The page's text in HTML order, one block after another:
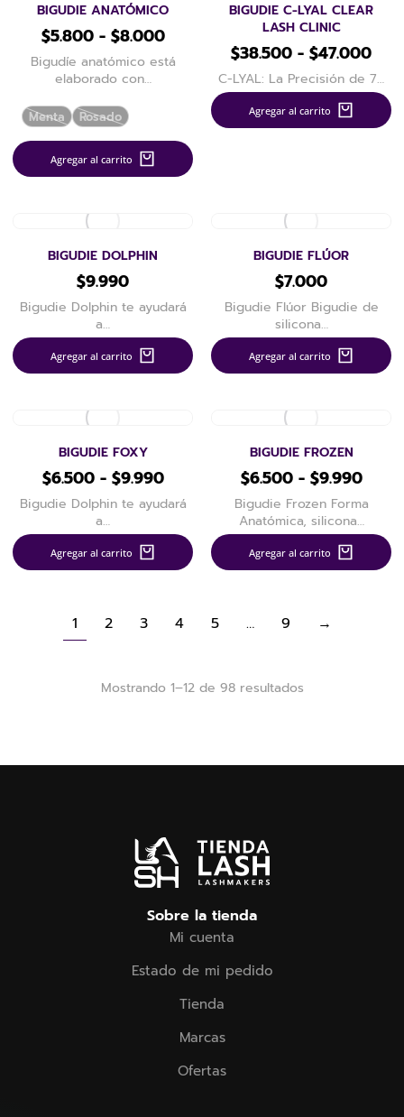
Menta Rosado
BIGUDIE ANATÓMICO
$5.800 - $8.000
Bigudíe anatómico está
elaborado con…
Agregar al carrito
BIGUDIE C-LYAL CLEAR
LASH CLINIC
$38.500 - $47.000
C-LYAL: La Precisión de 7…
Agregar al carrito
BIGUDIE DOLPHIN
$9.990
Bigudie Dolphin te ayudará
a…
Agregar al carrito
BIGUDIE FLÚOR
$7.000
Bigudie Flúor Bigudie de
silicona…
Agregar al carrito
BIGUDIE FOXY
$6.500 - $9.990
Bigudie Dolphin te ayudará
a…
Agregar al carrito
BIGUDIE FROZEN
$6.500 - $9.990
Bigudie Frozen Forma
Anatómica, silicona…
Agregar al carrito
1 2 3 4 5 … 9 →
Mostrando 1–12 de 98 resultados
Sobre la tienda
Mi cuenta
Estado de mi pedido
Tienda
Marcas
Ofertas